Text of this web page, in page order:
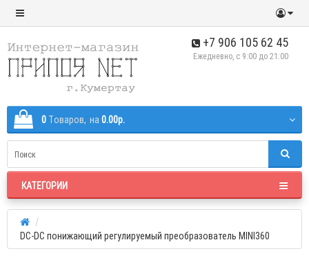
+7 906 105 62 45
Ежедневно, с 9:00 до 21:00
0 Tоваров, на 0.00р.
КАТЕГОРИИ
DC-DC понижающий регулируемый преобразователь MINI360